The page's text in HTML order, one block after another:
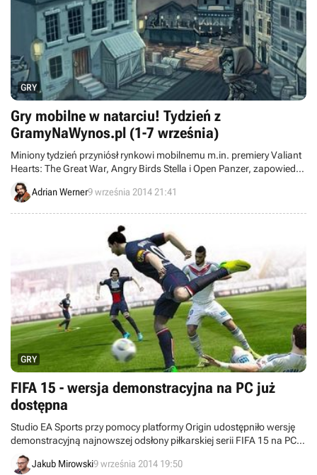
GRY
Gry mobilne w natarciu! Tydzień z
GramyNaWynos.pl (1-7 września)
Miniony tydzień przyniósł rynkowi mobilnemu m.in. premiery Valiant
Hearts: The Great War, Angry Birds Stella i Open Panzer, zapowiedź
The Room Three oraz sporo ciekawych materiałów video z
nadchodzących projektów.
Adrian Werner9 września 2014 21:41
GRY
FIFA 15 - wersja demonstracyjna na PC już
dostępna
Studio EA Sports przy pomocy platformy Origin udostępniło wersję
demonstracyjną najnowszej odsłony piłkarskiej serii FIFA 15 na PC.
Wcześniej demo pojawiło się na Xboksie 360 oraz Xboksie One,
natomiast później swoją wersję otrzymały konsole PlayStation 3 oraz
Jakub Mirowski9 września 2014 19:50